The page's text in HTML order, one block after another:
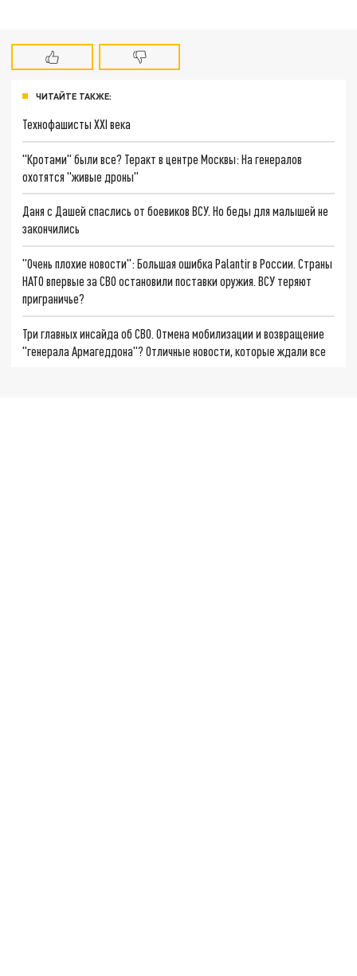
ЧИТАЙТЕ ТАКЖЕ:
Технофашисты XXI века
"Кротами" были все? Теракт в центре Москвы: На генералов
охотятся "живые дроны"
Даня с Дашей спаслись от боевиков ВСУ. Но беды для малышей не
закончились
"Очень плохие новости": Большая ошибка Palantir в России. Страны
НАТО впервые за СВО остановили поставки оружия. ВСУ теряют
приграничье?
Три главных инсайда об СВО. Отмена мобилизации и возвращение
"генерала Армагеддона"? Отличные новости, которые ждали все